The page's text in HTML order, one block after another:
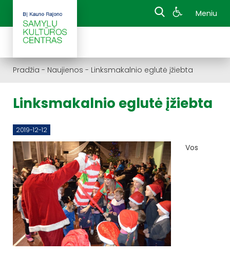
Meniu
Pradžia - Naujienos - Linksmakalnio eglutė įžiebta
Linksmakalnio eglutė įžiebta
2019-12-12
Vos